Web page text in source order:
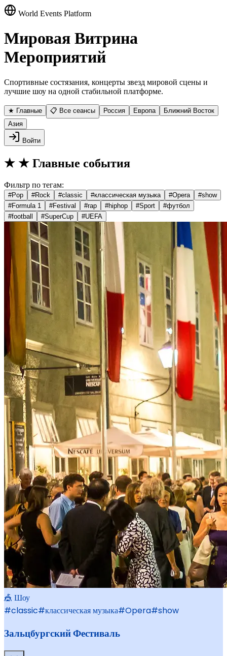
World Events Platform
Мировая Витрина
Мероприятий
Спортивные состязания, концерты звезд мировой сцены и
лучшие шоу на одной стабильной платформе.
★ Главные 📋 Все сеансы Россия Европа
Ближний Восток
Азия
Войти
★ ★ Главные события
Фильтр по тегам:
#Pop #Rock #classic #классическая музыка #Opera #show
#Formula 1 #Festival #rap #hiphop #Sport #футбол
#football #SuperCup #UEFA
🎪 Шоу
#classic#классическая музыка#Opera#show
Зальцбургский Фестиваль